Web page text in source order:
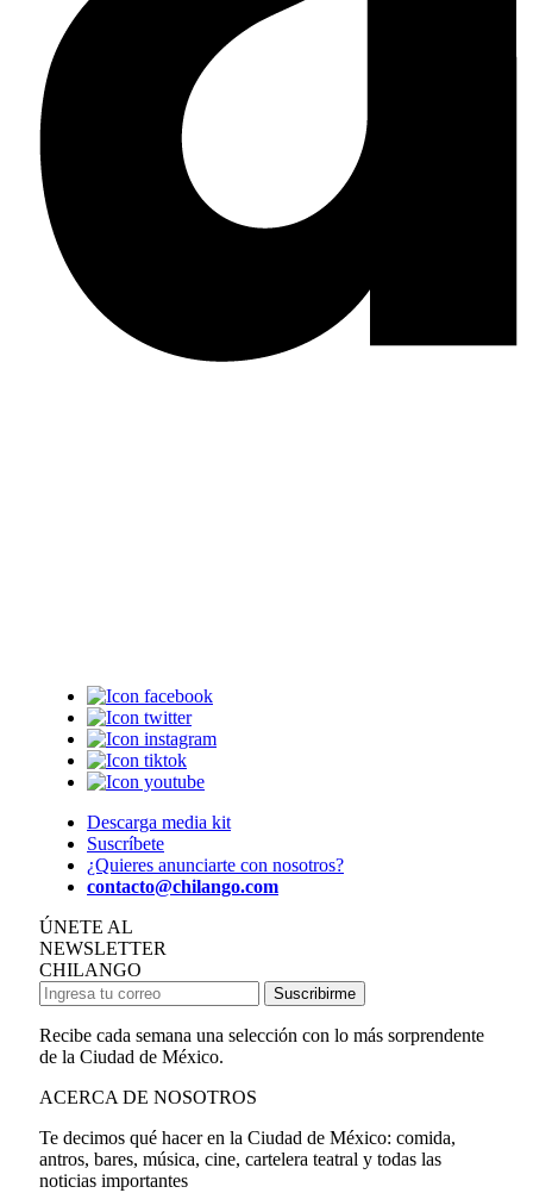
Descarga media kit
Suscríbete
¿Quieres anunciarte con nosotros?
contacto@chilango.com
ÚNETE AL
NEWSLETTER
CHILANGO
Suscribirme
Recibe cada semana una selección con lo más sorprendente
de la Ciudad de México.
ACERCA DE NOSOTROS
Te decimos qué hacer en la Ciudad de México: comida,
antros, bares, música, cine, cartelera teatral y todas las
noticias importantes